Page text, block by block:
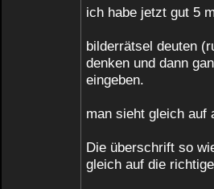
ich habe jetzt gut 5
bilderrätsel deuten
denken und dann
eingeben.
man sieht gleich auf
Die überschrift so
gleich auf die